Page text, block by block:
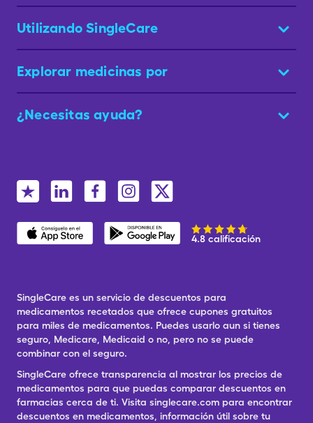
Utilizando SingleCare
Explorar medicinas por
¿Necesitas ayuda?
4.8 calificación
SingleCare es un servicio de descuentos para
medicamentos recetados que ofrece cupones gratuitos
para miles de medicamentos. Puedes usarlo aun si tienes
seguro, Medicare, Medicaid o no, pero no se puede
combinar con el seguro.
SingleCare ofrece transparencia al mostrar los precios de
medicamentos para que puedas comparar descuentos en
farmacias cerca de ti. Visita singlecare.com para encontrar
descuentos en medicamentos, información útil sobre tu